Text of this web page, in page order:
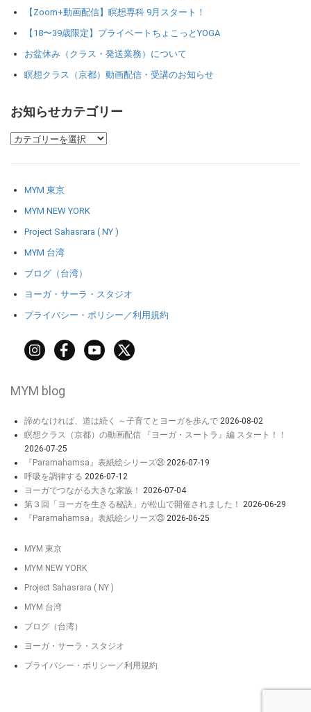
【Zoom+動画配信】瞑想専科 9月スタート！
【18〜39歳限定】プライベートちょこっとYOGA
お盆休み（クラス・発送業務）について
瞑想クラス（京都）動画配信・受講のお知らせ
お知らせカテゴリー
MYM 東京
MYM NEW YORK
Project Sahasrara ( NY )
MYM 台湾
ブログ（台湾）
ヨーガ・サーラ・スタジオ
プライバシー・ポリシー／利用規約
MYM blog
諦めなければ、道は続く ～子育てとヨーガを歩んで 2026-08-02
瞑想クラス（京都）の動画配信 『ヨーガ・スートラ』編 スタート！！
2026-07-25
『Paramahamsa』表紙絵シリーズ㉔ 2026-07-19
呼吸を調律する 2026-07-12
ヨーガでつながる大きな家族！ 2026-07-04
第３回「ヨーガを生きる秘訣」が松山で開催されました！ 2026-06-29
『Paramahamsa』表紙絵シリーズ㉓ 2026-06-25
MYM 東京
MYM NEW YORK
Project Sahasrara ( NY )
MYM 台湾
ブログ（台湾）
ヨーガ・サーラ・スタジオ
プライバシー・ポリシー／利用規約